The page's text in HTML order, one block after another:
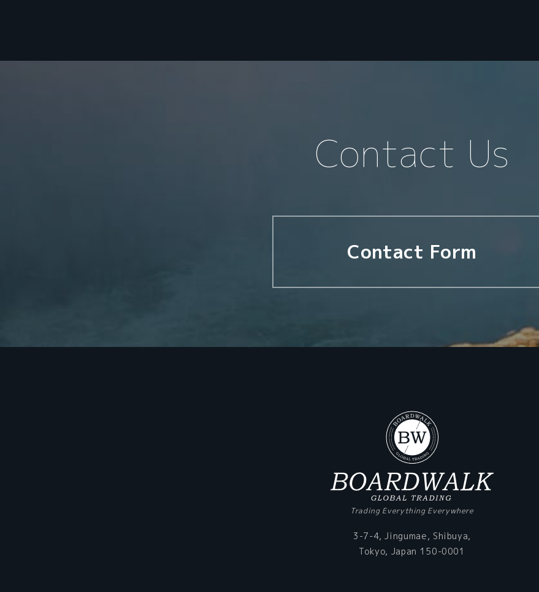
Contact Us
Contact Form
Trading Everything Everywhere
3-7-4, Jingumae, Shibuya,
Tokyo, Japan 150-0001